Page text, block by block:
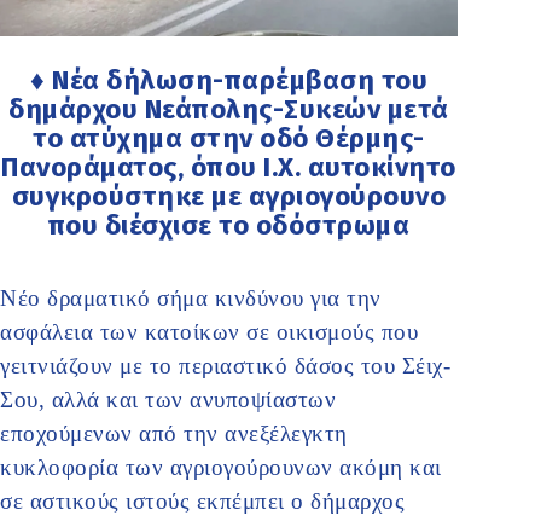
♦ Νέα δήλωση-παρέμβαση του
δημάρχου Νεάπολης-Συκεών μετά
το ατύχημα στην οδό Θέρμης-
Πανοράματος, όπου Ι.Χ. αυτοκίνητο
συγκρούστηκε με αγριογούρουνο
που διέσχισε το οδόστρωμα
Νέο δραματικό σήμα κινδύνου για την
ασφάλεια των κατοίκων σε οικισμούς που
γειτνιάζουν με το περιαστικό δάσος του Σέιχ-
Σου, αλλά και των ανυποψίαστων
εποχούμενων από την ανεξέλεγκτη
κυκλοφορία των αγριογούρουνων ακόμη και
σε αστικούς ιστούς εκπέμπει ο δήμαρχος